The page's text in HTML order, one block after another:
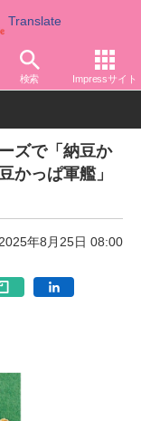
Translate
検索 Impressサイト
ズで「納豆か
かっぱ軍艦」
2025年8月25日 08:00